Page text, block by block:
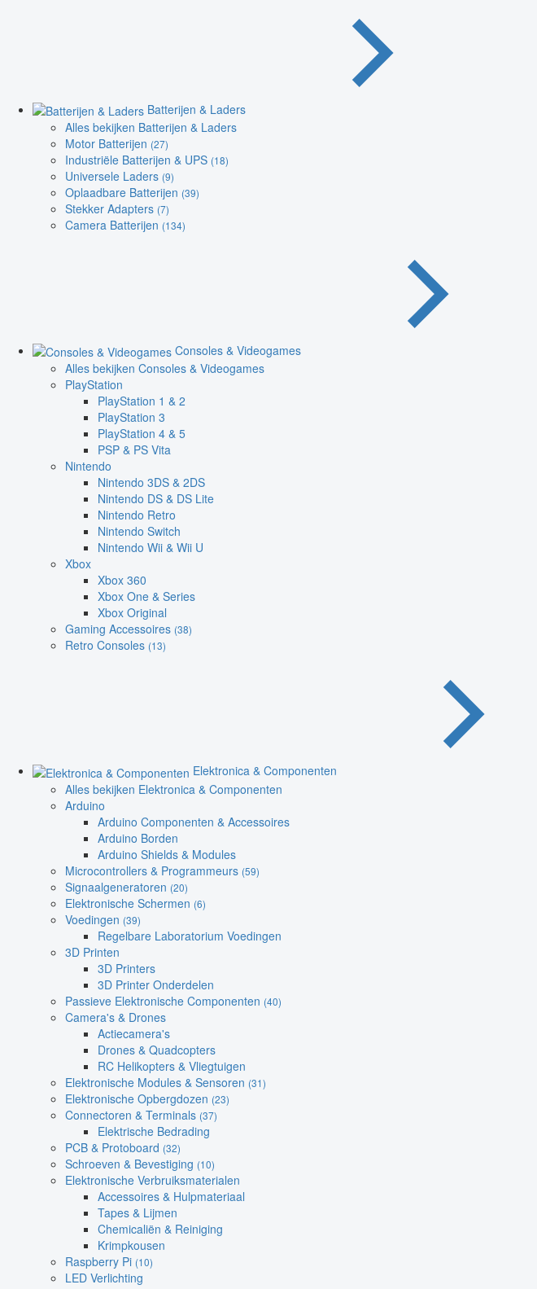
Batterijen & Laders
Alles bekijken Batterijen & Laders
Motor Batterijen (27)
Industriële Batterijen & UPS (18)
Universele Laders (9)
Oplaadbare Batterijen (39)
Stekker Adapters (7)
Camera Batterijen (134)
Consoles & Videogames
Alles bekijken Consoles & Videogames
PlayStation
PlayStation 1 & 2
PlayStation 3
PlayStation 4 & 5
PSP & PS Vita
Nintendo
Nintendo 3DS & 2DS
Nintendo DS & DS Lite
Nintendo Retro
Nintendo Switch
Nintendo Wii & Wii U
Xbox
Xbox 360
Xbox One & Series
Xbox Original
Gaming Accessoires (38)
Retro Consoles (13)
Elektronica & Componenten
Alles bekijken Elektronica & Componenten
Arduino
Arduino Componenten & Accessoires
Arduino Borden
Arduino Shields & Modules
Microcontrollers & Programmeurs (59)
Signaalgeneratoren (20)
Elektronische Schermen (6)
Voedingen (39)
Regelbare Laboratorium Voedingen
3D Printen
3D Printers
3D Printer Onderdelen
Passieve Elektronische Componenten (40)
Camera's & Drones
Actiecamera's
Drones & Quadcopters
RC Helikopters & Vliegtuigen
Elektronische Modules & Sensoren (31)
Elektronische Opbergdozen (23)
Connectoren & Terminals (37)
Elektrische Bedrading
PCB & Protoboard (32)
Schroeven & Bevestiging (10)
Elektronische Verbruiksmaterialen
Accessoires & Hulpmateriaal
Tapes & Lijmen
Chemicaliën & Reiniging
Krimpkousen
Raspberry Pi (10)
LED Verlichting